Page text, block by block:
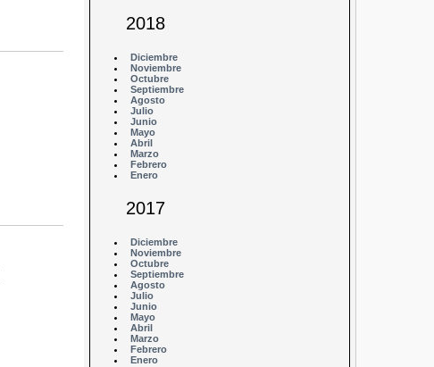
2018
Diciembre
Noviembre
Octubre
Septiembre
Agosto
Julio
Junio
Mayo
Abril
Marzo
Febrero
Enero
2017
Diciembre
Noviembre
Octubre
Septiembre
Agosto
Julio
Junio
Mayo
Abril
Marzo
Febrero
Enero